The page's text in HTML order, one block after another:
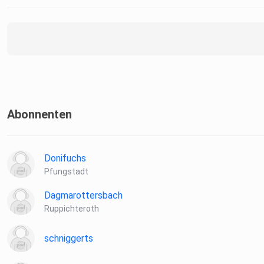
Abonnenten
Donifuchs
Pfungstadt
Dagmarottersbach
Ruppichteroth
schniggerts